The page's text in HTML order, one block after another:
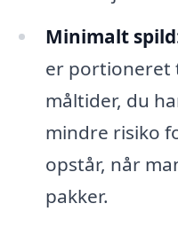
Minimalt
er portioneret
måltider, du
mindre risiko
opstår, når
pakker.